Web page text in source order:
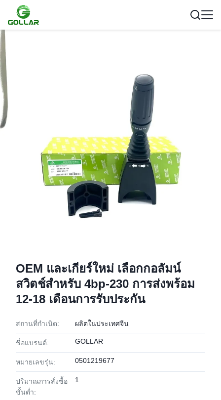
OEM และเกียร์ใหม่ เลือกกอลัมน์
สวิตช์สําหรับ 4bp-230 การส่งพร้อม
12-18 เดือนการรับประกัน
สถานที่กำเนิด: ผลิตในประเทศจีน
ชื่อแบรนด์: GOLLAR
หมายเลขรุ่น: 0501219677
ปริมาณการสั่งซื้อ
ขั้นต่ำ:
1